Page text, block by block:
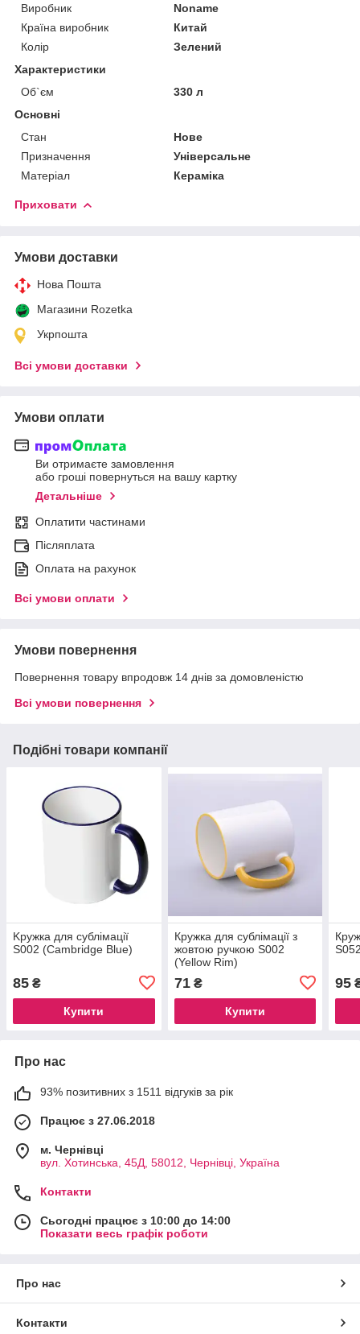
Виробник
Noname
Країна виробник
Китай
Колір
Зелений
Характеристики
Об`єм
330 л
Основні
Стан
Нове
Призначення
Універсальне
Матеріал
Кераміка
Приховати
Умови доставки
Нова Пошта
Магазини Rozetka
Укрпошта
Всі умови доставки
Умови оплати
Ви отримаєте замовлення
або гроші повернуться на вашу картку
Детальніше
Оплатити частинами
Післяплата
Оплата на рахунок
Всі умови оплати
Умови повернення
Повернення товару впродовж 14 днів за домовленістю
Всі умови повернення
Подібні товари компанії
Kружка для сублімації
S002 (Cambridge Blue)
85 ₴
Купити
Кружка для сублімації з
жовтою ручкою S002
(Yellow Rim)
71₴
Купити
95
Про нас
93% позитивних з 1511 відгуків за рік
Працює з 27.06.2018
м. Чернівці
вул. Хотинська, 45Д, 58012, Чернівці, Україна
Контакти
Сьогодні працює з 10:00 до 14:00
Показати весь графік роботи
Про нас
Контакти